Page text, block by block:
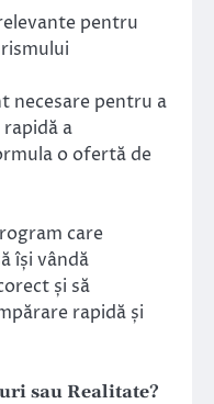
pentru
necesare pentru a
a
o ofertă de
care
își vândă
și să
rapidă și
sau Realitate?